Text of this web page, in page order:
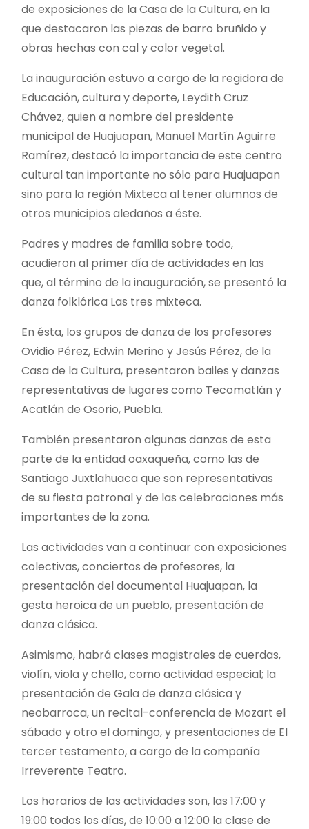
de exposiciones de la Casa de la Cultura, en la
que destacaron las piezas de barro bruñido y
obras hechas con cal y color vegetal.
La inauguración estuvo a cargo de la regidora de
Educación, cultura y deporte, Leydith Cruz
Chávez, quien a nombre del presidente
municipal de Huajuapan, Manuel Martín Aguirre
Ramírez, destacó la importancia de este centro
cultural tan importante no sólo para Huajuapan
sino para la región Mixteca al tener alumnos de
otros municipios aledaños a éste.
Padres y madres de familia sobre todo,
acudieron al primer día de actividades en las
que, al término de la inauguración, se presentó la
danza folklórica Las tres mixteca.
En ésta, los grupos de danza de los profesores
Ovidio Pérez, Edwin Merino y Jesús Pérez, de la
Casa de la Cultura, presentaron bailes y danzas
representativas de lugares como Tecomatlán y
Acatlán de Osorio, Puebla.
También presentaron algunas danzas de esta
parte de la entidad oaxaqueña, como las de
Santiago Juxtlahuaca que son representativas
de su fiesta patronal y de las celebraciones más
importantes de la zona.
Las actividades van a continuar con exposiciones
colectivas, conciertos de profesores, la
presentación del documental Huajuapan, la
gesta heroica de un pueblo, presentación de
danza clásica.
Asimismo, habrá clases magistrales de cuerdas,
violín, viola y chello, como actividad especial; la
presentación de Gala de danza clásica y
neobarroca, un recital-conferencia de Mozart el
sábado y otro el domingo, y presentaciones de El
tercer testamento, a cargo de la compañía
Irreverente Teatro.
Los horarios de las actividades son, las 17:00 y
19:00 todos los días, de 10:00 a 12:00 la clase de